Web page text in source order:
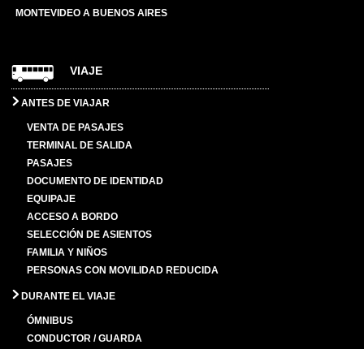
MONTEVIDEO A BUENOS AIRES
VIAJE
ANTES DE VIAJAR
VENTA DE PASAJES
TERMINAL DE SALIDA
PASAJES
DOCUMENTO DE IDENTIDAD
EQUIPAJE
ACCESO A BORDO
SELECCIÓN DE ASIENTOS
FAMILIA Y NIÑOS
PERSONAS CON MOVILIDAD REDUCIDA
DURANTE EL VIAJE
ÓMNIBUS
CONDUCTOR / GUARDA